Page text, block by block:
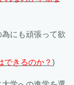
にも頑張って欲
できるのか？ )